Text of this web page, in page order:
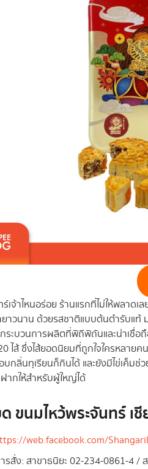
เจ้าไหนอร่อย ร้านแรกที่ไม่ให้พลาด
ยาวนาน ด้วยรสชาติแบบต้นตำรับแ
บวนการผลิตที่พิถีพิถันและน่าเชื่อถื
ไส้ ซึ่งไส้ยอดนิยมที่ถูกใจใครหลาย
บกลิ่นทุเรียนก็กินได้ และยังมีไข่เค็ม
ากให้สำหรับผู้ใหญ่ได้
ด ขนมไหว้พระจันทร์ เ
web.facebook.com/
รสั่ง: สาขาธนิยะ 02-234-0861-4 /